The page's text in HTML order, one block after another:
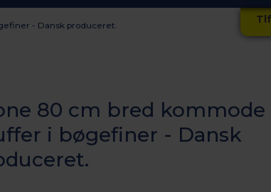
- Dansk produceret.
80 cm bred kommode
i bøgefiner - Dansk